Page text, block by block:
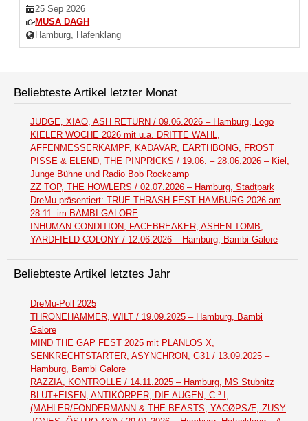
25 Sep 2026
MUSA DAGH
Hamburg, Hafenklang
Beliebteste Artikel letzter Monat
JUDGE, XIAO, ASH RETURN / 09.06.2026 – Hamburg, Logo
KIELER WOCHE 2026 mit u.a. DRITTE WAHL,
AFFENMESSERKAMPF, KADAVAR, EARTHBONG, FROST
PISSE & ELEND, THE PINPRICKS / 19.06. – 28.06.2026 – Kiel,
Junge Bühne und Radio Bob Rockcamp
ZZ TOP, THE HOWLERS / 02.07.2026 – Hamburg, Stadtpark
DreMu präsentiert: TRUE THRASH FEST HAMBURG 2026 am
28.11. im BAMBI GALORE
INHUMAN CONDITION, FACEBREAKER, ASHEN TOMB,
YARDFIELD COLONY / 12.06.2026 – Hamburg, Bambi Galore
Beliebteste Artikel letztes Jahr
DreMu-Poll 2025
THRONEHAMMER, WILT / 19.09.2025 – Hamburg, Bambi
Galore
MIND THE GAP FEST 2025 mit PLANLOS X,
SENKRECHTSTARTER, ASYNCHRON, G31 / 13.09.2025 –
Hamburg, Bambi Galore
RAZZIA, KONTROLLE / 14.11.2025 – Hamburg, MS Stubnitz
BLUT+EISEN, ANTIKÖRPER, DIE AUGEN, C ³ I,
(MAHLER/FONDERMANN & THE BEASTS, YACØPSÆ, ZUSY